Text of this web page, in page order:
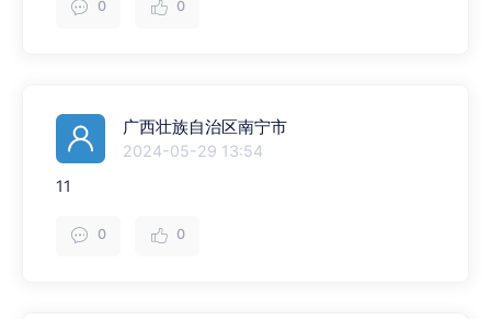
0 0
广西壮族自治区南宁市
2024-05-29 13:54
11
0 0